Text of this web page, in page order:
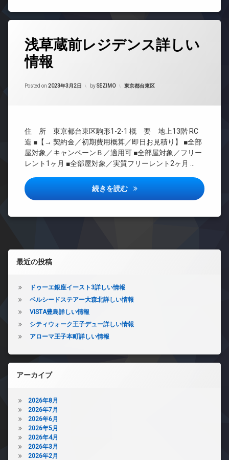
ッ
ク
ッ
ミ
犯
カ
駐
輪
場
ド
ア
ト
デ
ナ
ラ
ン
ル
ー
ム
ペ
ッ
浅草蔵前レジデンス詳しい
情報
Posted on 2023年3月2日 bySEZIMO カテゴリー:
東京都台東区
住 所 東京都台東区駒形1-2-1 概 要 地上13階 RC
造 ■【→ 契約金／初期費用概算／即日お見積り】 ■全部
屋対象／キャンペーンＢ／適用可 ■全部屋対象／フリー
レント1ヶ月 ■全部屋対象／実質フリーレント2ヶ月 …
続きを読む 浅草蔵前レジデンス詳しい情報
REIT
系ブ
ラン
ンシ
ョン
ド
イ
ン
ー
ト
無
レ
ベ
ー
オ
ー
ト
ロ
ッ
ク
左サイドバー
最近の投稿
ドゥーエ銀座イースト3詳しい情報
ベルシードステアー大森北詳しい情報
VISTA豊島詳しい情報
シティウォーク王子デュー詳しい情報
アローマ王子本町詳しい情報
アーカイブ
2026年8月
2026年7月
2026年6月
2026年5月
2026年4月
2026年3月
2026年2月